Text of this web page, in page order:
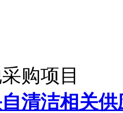
购项目
清洁相关供